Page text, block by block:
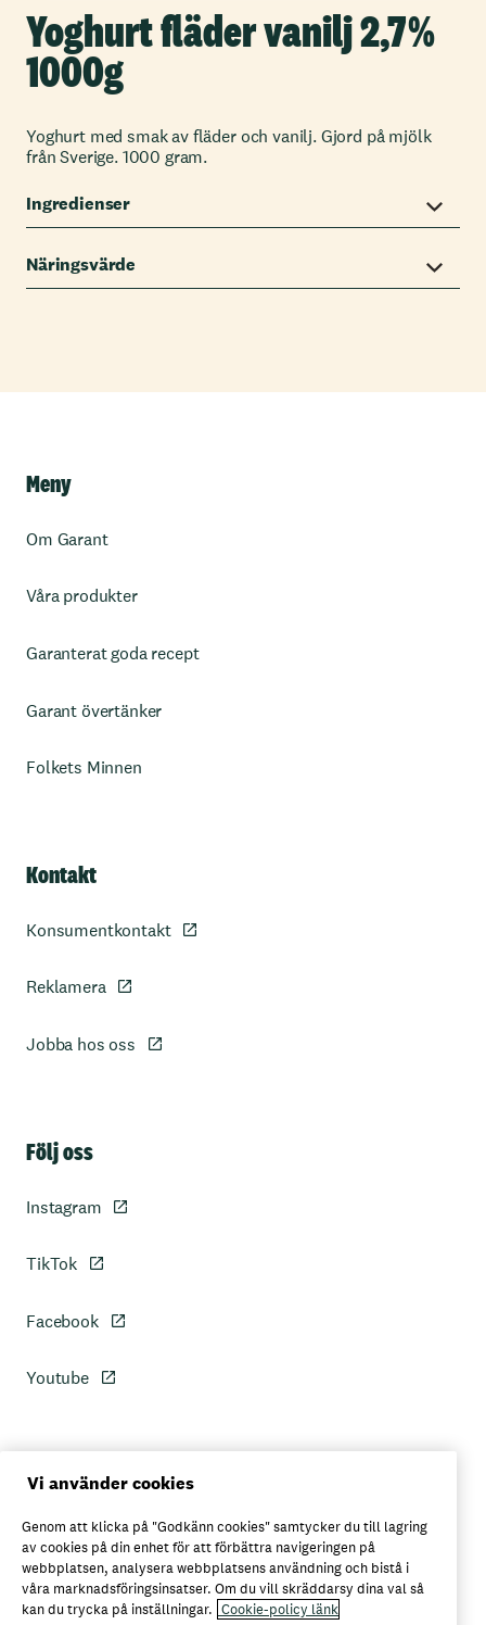
Yoghurt fläder vanilj 2,7%
1000g
Yoghurt med smak av fläder och vanilj. Gjord på mjölk
från Sverige. 1000 gram.
Ingredienser
Näringsvärde
Meny
Om Garant
Våra produkter
Garanterat goda recept
Garant övertänker
Folkets Minnen
Kontakt
Konsumentkontakt
Reklamera
Jobba hos oss
Följ oss
Instagram
TikTok
Facebook
Youtube
Personuppgiftspolicy
Axfoods integritetspolicy
Vi använder cookies
Genom att klicka på "Godkänn cookies" samtycker du till lagring
av cookies på din enhet för att förbättra navigeringen på
webbplatsen, analysera webbplatsens användning och bistå i
våra marknadsföringsinsatser. Om du vill skräddarsy dina val så
kan du trycka på inställningar. Cookie-policy länk